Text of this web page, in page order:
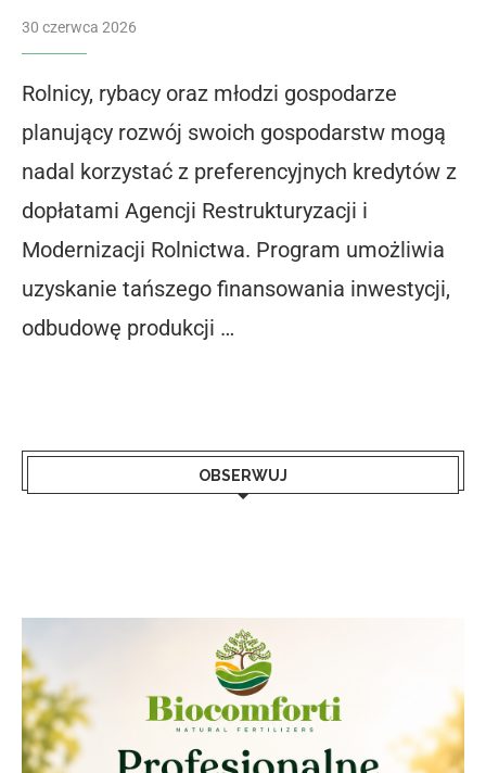
30 czerwca 2026
Rolnicy, rybacy oraz młodzi gospodarze
planujący rozwój swoich gospodarstw mogą
nadal korzystać z preferencyjnych kredytów z
dopłatami Agencji Restrukturyzacji i
Modernizacji Rolnictwa. Program umożliwia
uzyskanie tańszego finansowania inwestycji,
odbudowę produkcji …
OBSERWUJ